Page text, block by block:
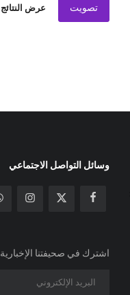
تصويت عرض النتائج
وسائل التواصل الاجتماعي
اشترك في صحيفتنا الإخبارية